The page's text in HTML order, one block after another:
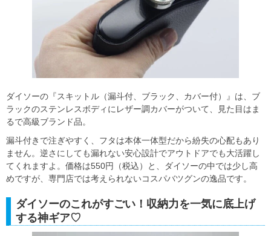
ダイソーの『スキットル（漏斗付、ブラック、カバー付）』は、ブ
ラックのステンレスボディにレザー調カバーがついて、見た目はま
るで高級ブランド品。
漏斗付きで注ぎやすく、フタは本体一体型だから紛失の心配もあり
ません。逆さにしても漏れない安心設計でアウトドアでも大活躍し
てくれますよ。価格は550円（税込）と、ダイソーの中では少し高
めですが、専門店では考えられないコスパバツグンの逸品です。
ダイソーのこれがすごい！収納力を一気に底上げ
する神ギア♡